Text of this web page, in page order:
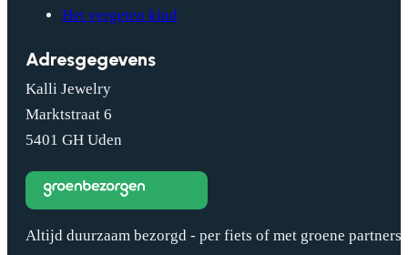
Het vergeten kind
Adresgegevens
Kalli Jewelry
Marktstraat 6
5401 GH Uden
Altijd duurzaam bezorgd - per fiets of met groene partners